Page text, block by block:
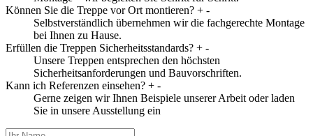
Können Sie die Treppe vor Ort montieren? + -
Selbstverständlich übernehmen wir die fachgerechte Montage
bei Ihnen zu Hause.
Erfüllen die Treppen Sicherheitsstandards? + -
Unsere Treppen entsprechen den höchsten
Sicherheitsanforderungen und Bauvorschriften.
Kann ich Referenzen einsehen? + -
Gerne zeigen wir Ihnen Beispiele unserer Arbeit oder laden
Sie in unsere Ausstellung ein